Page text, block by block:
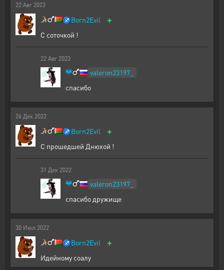
22 Авг 2023
♐Born2Evil +
С соточкой !
22 Авг 2023
valeron23197_
спасибо
26 Дек 2022
♐Born2Evil +
С прошедшей Днюхой !
31 Дек 2022
valeron23197_
спасибо дружище
30 Июл 2022
♐Born2Evil +
Идейному соалу